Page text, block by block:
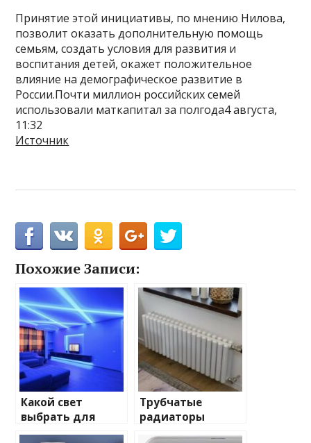
Принятие этой инициативы, по мнению Нилова,
позволит оказать дополнительную помощь
семьям, создать условия для развития и
воспитания детей, окажет положительное
влияние на демографическое развитие в
России.Почти миллион российских семей
использовали маткапитал за полгода4 августа,
11:32
Источник
Похожие Записи:
Какой свет
выбрать для
домашнего
Трубчатые
радиаторы